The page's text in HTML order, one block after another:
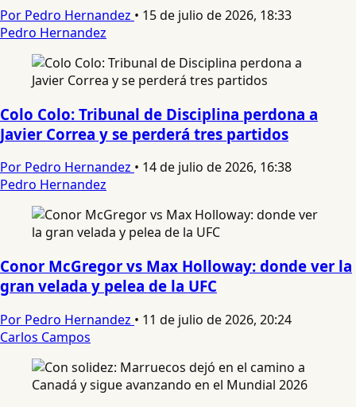
Por Pedro Hernandez • 15 de julio de 2026, 18:33
Pedro Hernandez
Colo Colo: Tribunal de Disciplina perdona a
Javier Correa y se perderá tres partidos
Por Pedro Hernandez • 14 de julio de 2026, 16:38
Pedro Hernandez
Conor McGregor vs Max Holloway: donde ver la
gran velada y pelea de la UFC
Por Pedro Hernandez • 11 de julio de 2026, 20:24
Carlos Campos